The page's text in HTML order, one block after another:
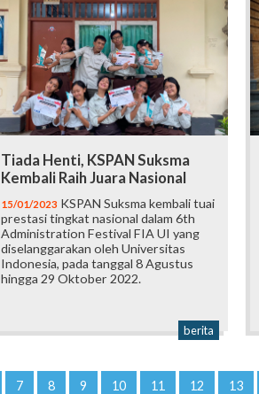
Tiada Henti, KSPAN Suksma
Kembali Raih Juara Nasional
15/01/2023 KSPAN Suksma kembali tuai
prestasi tingkat nasional dalam 6th
Administration Festival FIA UI yang
diselanggarakan oleh Universitas
Indonesia, pada tanggal 8 Agustus
hingga 29 Oktober 2022.
berita
7 8 9 10 11 12 13